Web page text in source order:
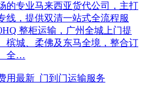
的专业马来西亚货代公司，主打
线，提供双清一站式全流程服
整柜运输，广州全城上门提
槟城、柔佛及东马全境，整合订
全…